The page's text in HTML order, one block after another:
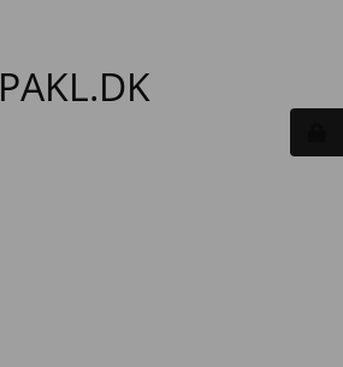
PAKL.DK